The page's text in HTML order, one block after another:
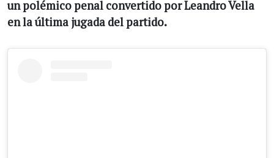
un polémico penal convertido por Leandro Vella
en la última jugada del partido.